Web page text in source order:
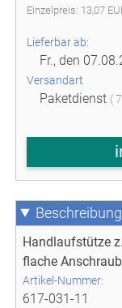
Einzelpreis: 13,07
Lieferbar ab:
Fr., den
Versandart
Paketdienst (
Handlaufstütze
flache
Artikel-Nummer:
617-031-11